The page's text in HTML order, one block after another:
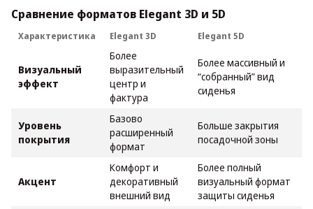
Сравнение форматов Elegant 3D и 5D
Характеристика Elegant 3D Elegant 5D
Визуальный
эффект
Более
выразительный
центр и
фактура
Более массивный и
“собранный” вид
сиденья
Уровень
покрытия
Базово
расширенный
формат
Больше закрытия
посадочной зоны
Акцент
Комфорт и
декоративный
внешний вид
Более полный
визуальный формат
защиты сиденья